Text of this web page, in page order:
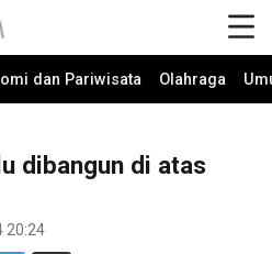
dan Pariwisata Olahraga
dibangun di atas
20:24